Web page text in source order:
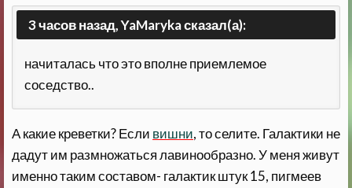
3 часов назад, YaMaryka сказал(а):
начиталась что это вполне приемлемое
соседство..
А какие креветки? Если вишни, то селите. Галактики не
дадут им размножаться лавинообразно. У меня живут
именно таким составом- галактик штук 15, пигмеев